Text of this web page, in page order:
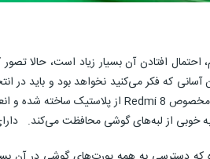
احتمال افتادن آن بسیار زیاد است،
آسانی که فکر می‌کنید نخواهد بود و باید در